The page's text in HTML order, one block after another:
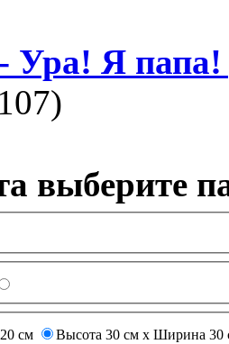
Ура! Я папа!
)
выберите
см
Высота 30 см х Ширина 30